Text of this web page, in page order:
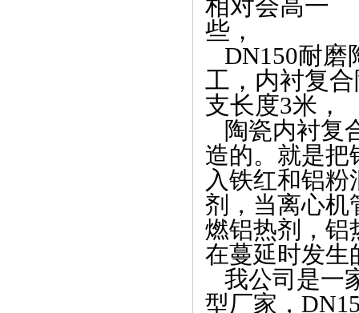
相对会高一
些，
DN150耐磨
工，内衬复
支长度3米，
陶瓷内衬复
造的。就是把
入铁红和铝
剂，当离心机
燃铝热剂，铝
在蔓延时发
我公司是一
型厂家，